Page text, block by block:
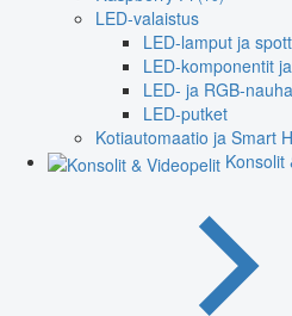
LED-valaistus
LED-lamput ja
LED-komponentit
LED- ja RGB-
LED-putket
Kotiautomaatio ja Smart
Konsolit